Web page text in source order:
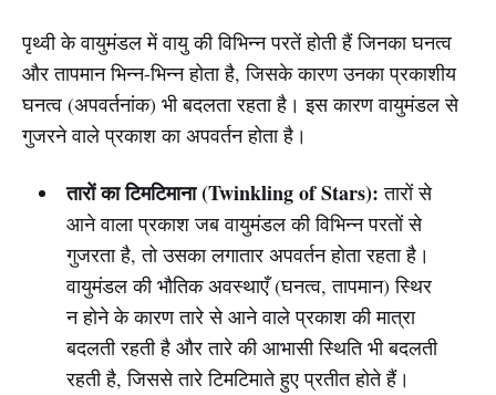
पृथ्वी के वायुमंडल में वायु की विभिन्न परतें होती हैं जिनका घनत्व
और तापमान भिन्न-भिन्न होता है, जिसके कारण उनका प्रकाशीय
घनत्व (अपवर्तनांक) भी बदलता रहता है। इस कारण वायुमंडल से
गुजरने वाले प्रकाश का अपवर्तन होता है।
तारों का टिमटिमाना (Twinkling of Stars): तारों से
आने वाला प्रकाश जब वायुमंडल की विभिन्न परतों से
गुजरता है, तो उसका लगातार अपवर्तन होता रहता है।
वायुमंडल की भौतिक अवस्थाएँ (घनत्व, तापमान) स्थिर
न होने के कारण तारे से आने वाले प्रकाश की मात्रा
बदलती रहती है और तारे की आभासी स्थिति भी बदलती
रहती है, जिससे तारे टिमटिमाते हुए प्रतीत होते हैं।